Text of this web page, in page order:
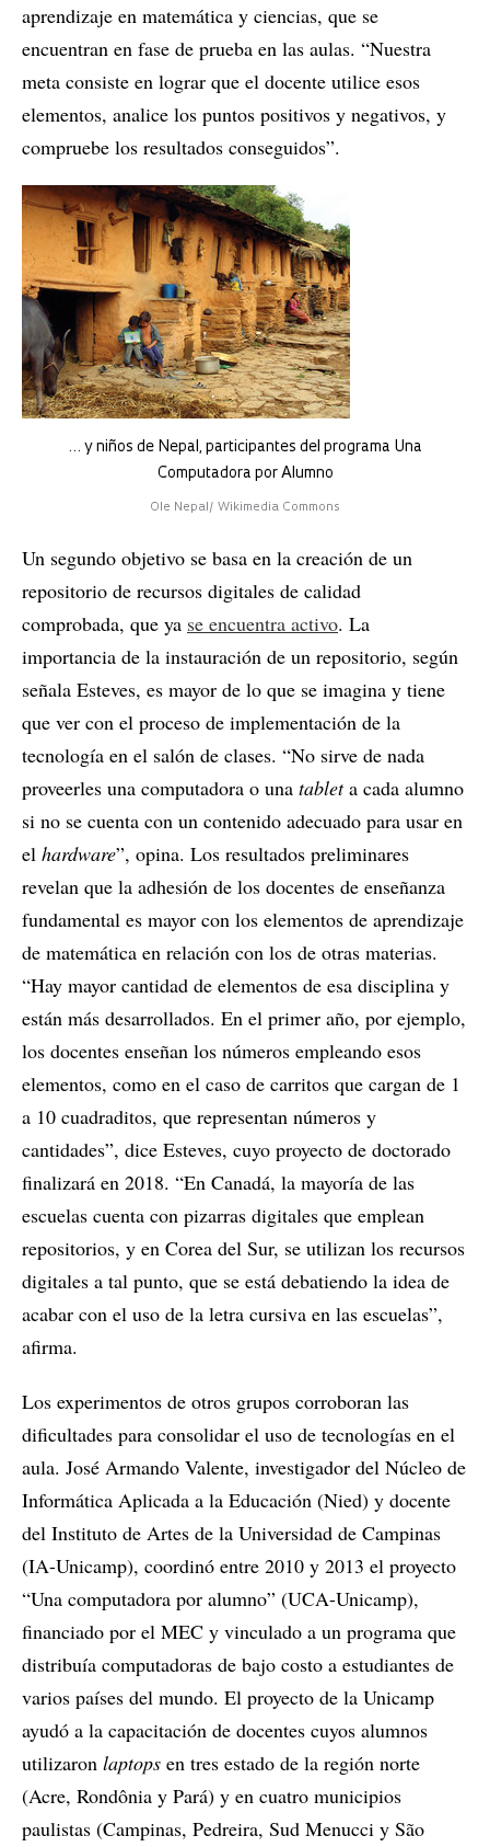
aprendizaje en matemática y ciencias, que se
encuentran en fase de prueba en las aulas. “Nuestra
meta consiste en lograr que el docente utilice esos
elementos, analice los puntos positivos y negativos, y
compruebe los resultados conseguidos”.
… y niños de Nepal, participantes del programa Una
Computadora por Alumno
Ole Nepal/ Wikimedia Commons
Un segundo objetivo se basa en la creación de un
repositorio de recursos digitales de calidad
comprobada, que ya se encuentra activo. La
importancia de la instauración de un repositorio, según
señala Esteves, es mayor de lo que se imagina y tiene
que ver con el proceso de implementación de la
tecnología en el salón de clases. “No sirve de nada
proveerles una computadora o una tableta cada alumno
si no se cuenta con un contenido adecuado para usar en
el hardware”, opina. Los resultados preliminares
revelan que la adhesión de los docentes de enseñanza
fundamental es mayor con los elementos de aprendizaje
de matemática en relación con los de otras materias.
“Hay mayor cantidad de elementos de esa disciplina y
están más desarrollados. En el primer año, por ejemplo,
los docentes enseñan los números empleando esos
elementos, como en el caso de carritos que cargan de 1
a 10 cuadraditos, que representan números y
cantidades”, dice Esteves, cuyo proyecto de doctorado
finalizará en 2018. “En Canadá, la mayoría de las
escuelas cuenta con pizarras digitales que emplean
repositorios, y en Corea del Sur, se utilizan los recursos
digitales a tal punto, que se está debatiendo la idea de
acabar con el uso de la letra cursiva en las escuelas”,
afirma.
Los experimentos de otros grupos corroboran las
dificultades para consolidar el uso de tecnologías en el
aula. José Armando Valente, investigador del Núcleo de
Informática Aplicada a la Educación (Nied) y docente
del Instituto de Artes de la Universidad de Campinas
(IA-Unicamp), coordinó entre 2010 y 2013 el proyecto
“Una computadora por alumno” (UCA-Unicamp),
financiado por el MEC y vinculado a un programa que
distribuía computadoras de bajo costo a estudiantes de
varios países del mundo. El proyecto de la Unicamp
ayudó a la capacitación de docentes cuyos alumnos
utilizaron laptops en tres estado de la región norte
(Acre, Rondônia y Pará) y en cuatro municipios
paulistas (Campinas, Pedreira, Sud Menucci y São